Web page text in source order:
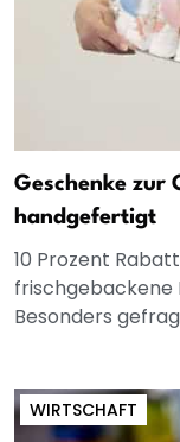
Geschenke zur
handgefertigt
10 Prozent
frischgebackene
Besonders
WIRTSCHAFT